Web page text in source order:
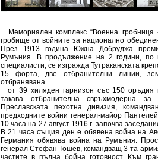
Мемориален комплекс “Военна гробница
гробище от войните за национално
През 1913 година Южна Добруджа
Румъния. В продължение на 2 години, по
специалисти, се изгражда Тутраканската
15 форта, две отбранителни линии,
отбранявана
от 39 хиляден гарнизон със 150 оръдия
такава отбранителна свръхмодерна
Преславската пехотна дивизия,
предходните войни генерал-майор
10 часа на 27 август 1916 г. започва
В 21 часа същия ден е обявена война на
Германия обявява война на Румъния.
генерал Стефан Тошев, командващ 3-та
частите в пълна бойна готовност. Към